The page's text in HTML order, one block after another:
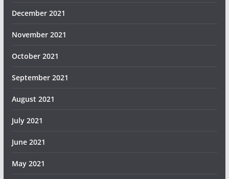
December 2021
November 2021
October 2021
September 2021
August 2021
July 2021
June 2021
May 2021